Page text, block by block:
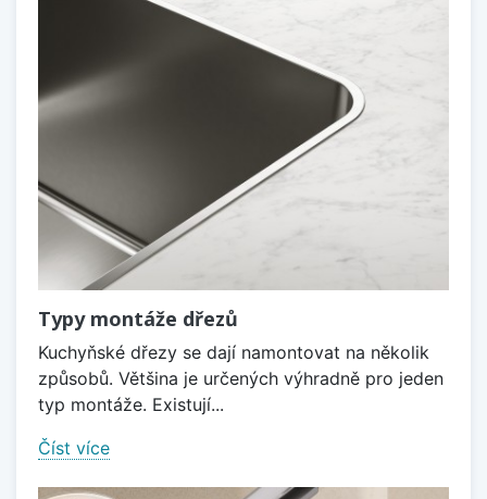
Typy montáže dřezů
Kuchyňské dřezy se dají namontovat na několik
způsobů. Většina je určených výhradně pro jeden
typ montáže. Existují...
Číst více